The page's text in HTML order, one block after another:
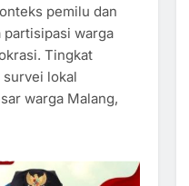
pemilu dan
partisipasi warga
Tingkat
survei lokal
warga Malang,